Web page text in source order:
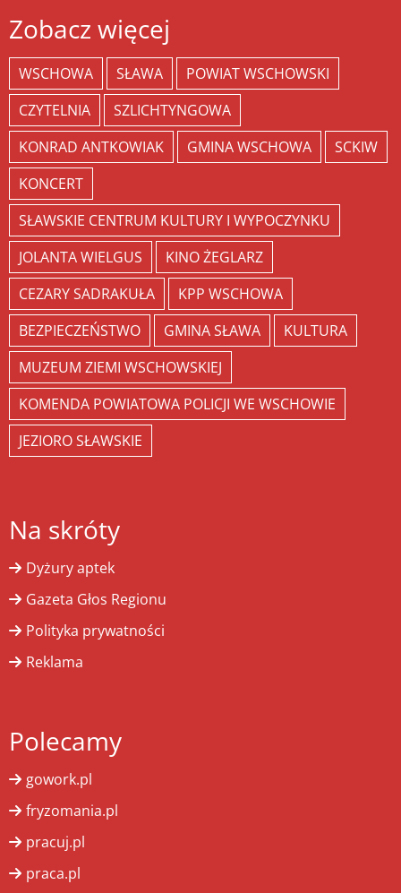
Zobacz więcej
WSCHOWA SŁAWA
POWIAT WSCHOWSKI
CZYTELNIA
SZLICHTYNGOWA
KONRAD ANTKOWIAK
GMINA WSCHOWA
SCKIW
KONCERT
SŁAWSKIE CENTRUM KULTURY I WYPOCZYNKU
JOLANTA WIELGUS
KINO ŻEGLARZ
CEZARY SADRAKUŁA
KPP WSCHOWA
BEZPIECZEŃSTWO
GMINA SŁAWA
KULTURA
MUZEUM ZIEMI WSCHOWSKIEJ
KOMENDA POWIATOWA POLICJI WE WSCHOWIE
JEZIORO SŁAWSKIE
Na skróty
Dyżury aptek
Gazeta Głos Regionu
Polityka prywatności
Reklama
Polecamy
gowork.pl
fryzomania.pl
pracuj.pl
praca.pl